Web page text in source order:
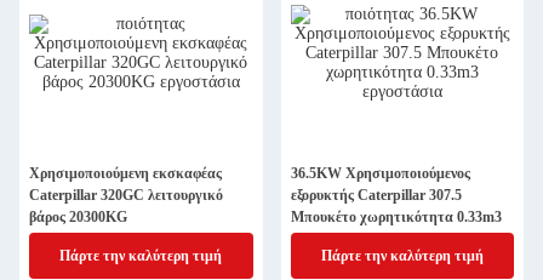
Χρησιμοποιούμενη εκσκαφέας
Caterpillar 320GC λειτουργικό
βάρος 20300KG
Πάρτε την καλύτερη τιμή
36.5KW Χρησιμοποιούμενος
εξορυκτής Caterpillar 307.5
Μπουκέτο χωρητικότητα 0.33m3
Πάρτε την καλύτερη τιμή